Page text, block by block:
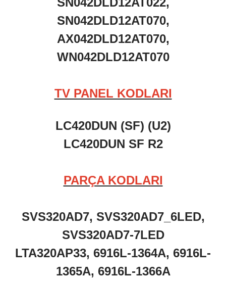
SN042DLD12AT070,
AX042DLD12AT070,
WN042DLD12AT070
TV PANEL KODLARI
LC420DUN (SF) (U2)
LC420DUN SF R2
PARÇA KODLARI
SVS320AD7, SVS320AD7_6LED,
SVS320AD7-7LED
LTA320AP33, 6916L-1364A, 6916L-
1365A, 6916L-1366A